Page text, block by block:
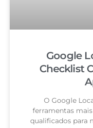
Google
Checklist
O Google
ferramentas
qualificados para